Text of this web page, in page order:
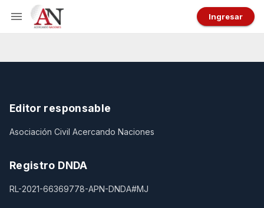
Ingresar
Editor responsable
Asociación Civil Acercando Naciones
Registro DNDA
RL-2021-66369778-APN-DNDA#MJ